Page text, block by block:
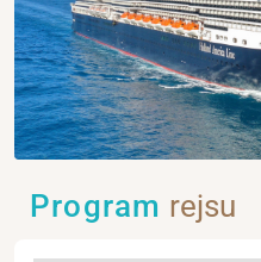
Program rejsu